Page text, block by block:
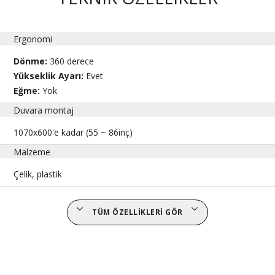
Ergonomi
Dönme:360 derece
Yükseklik Ayarı: Evet
Eğme:Yok
Duvara montaj
1070x600'e kadar (55 ~ 86inç)
Malzeme
Çelik, plastik
TÜM ÖZELLIKLERI GÖR